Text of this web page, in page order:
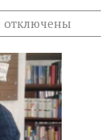
к
записи
В
Зверево
оформлена
книжная
выставка
«Космический
калейдоскоп»
отключены